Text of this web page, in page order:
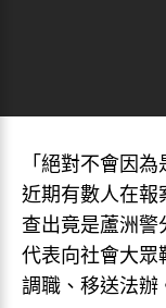
「絕對不會因
近期有數人在報
查出竟是蘆洲警
代表向社會大眾
調職、移送法辦